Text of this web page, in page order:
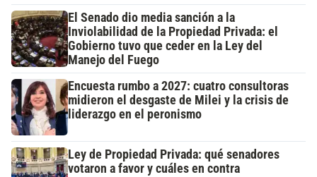
El Senado dio media sanción a la
Inviolabilidad de la Propiedad Privada: el
Gobierno tuvo que ceder en la Ley del
Manejo del Fuego
Encuesta rumbo a 2027: cuatro consultoras
midieron el desgaste de Milei y la crisis de
liderazgo en el peronismo
Ley de Propiedad Privada: qué senadores
votaron a favor y cuáles en contra